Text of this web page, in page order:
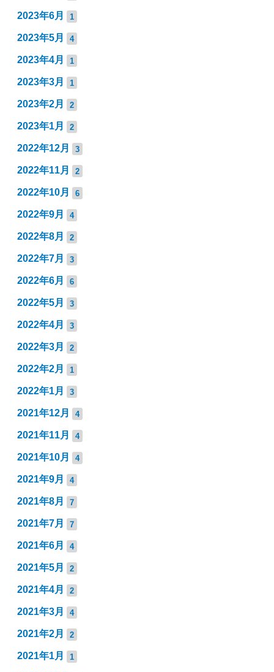
2023年6月 1
2023年5月 4
2023年4月 1
2023年3月 1
2023年2月 2
2023年1月 2
2022年12月 3
2022年11月 2
2022年10月 6
2022年9月 4
2022年8月 2
2022年7月 3
2022年6月 6
2022年5月 3
2022年4月 3
2022年3月 2
2022年2月 1
2022年1月 3
2021年12月 4
2021年11月 4
2021年10月 4
2021年9月 4
2021年8月 7
2021年7月 7
2021年6月 4
2021年5月 2
2021年4月 2
2021年3月 4
2021年2月 2
2021年1月 1